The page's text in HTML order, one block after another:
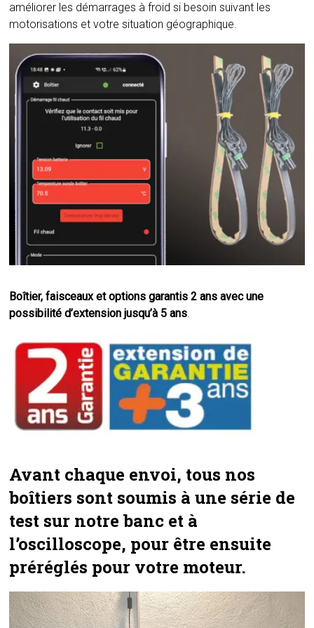
améliorer les démarrages à froid si besoin suivant les
motorisations et votre situation géographique.
Boîtier, faisceaux et options garantis 2 ans avec une
possibilité d’extension jusqu’à 5 ans.
Avant chaque envoi, tous nos
boîtiers sont soumis à une série de
test sur notre banc et à
l’oscilloscope, pour être ensuite
préréglés pour votre moteur.